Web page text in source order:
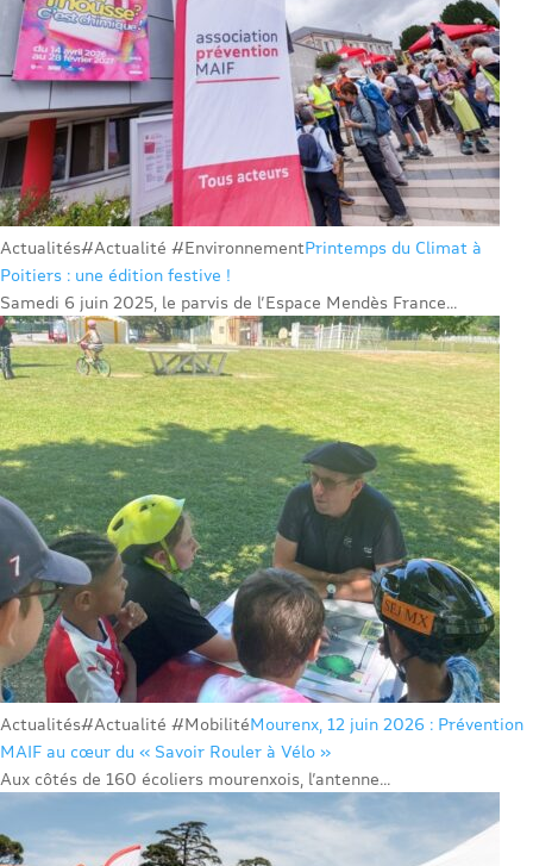
Actualités#Actualité #EnvironnementPrintemps du Climat à
Poitiers : une édition festive !
Samedi 6 juin 2025, le parvis de l’Espace Mendès France...
Actualités#Actualité #MobilitéMourenx, 12 juin 2026 : Prévention
MAIF au cœur du « Savoir Rouler à Vélo »
Aux côtés de 160 écoliers mourenxois, l’antenne...